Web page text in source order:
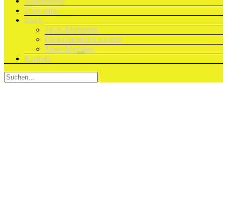
Über mich
Team
Team-Mitglieder
Demonstrator/in werden
Team-Meetings
Kontakt